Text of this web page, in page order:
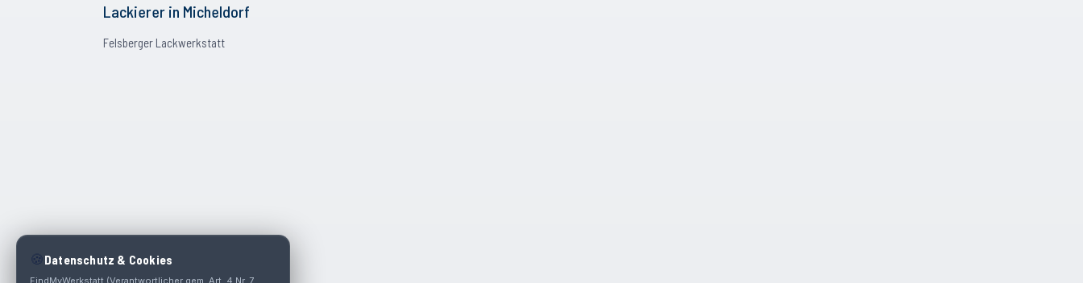
Lackierer in Micheldorf
Felsberger Lackwerkstatt
🍪 Datenschutz & Cookies
FindMyWerkstatt (Verantwortlicher gem. Art. 4 Nr. 7